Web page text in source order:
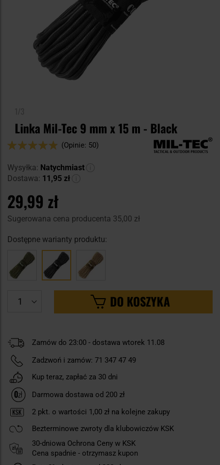
Linka Mil-Tec 9 mm x 15 m - Black
Ocena:
(Opinie: 50)
Wysyłka: Natychmiast
Dostawa: 11,95 zł
29,99 zł
Sugerowana cena producenta 35,00 zł
Dostępne warianty produktu:
DO KOSZYKA
Zamów do 23:00 - dostawa wtorek 11.08
Zadzwoń i zamów: 71 347 47 49
Kup teraz, zapłać za 30 dni
Darmowa dostawa od 200 zł
2 pkt. o wartości 1,00 zł na kolejne zakupy
Bezterminowe zwroty dla klubowiczów KSK
30-dniowa Ochrona Ceny w KSK
Cena spadnie - otrzymasz kupon